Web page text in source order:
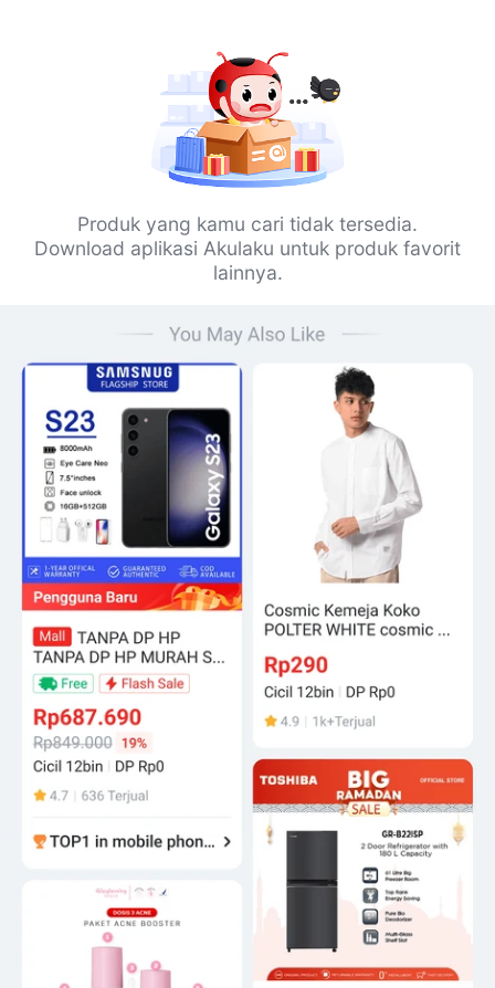
Produk yang kamu cari tidak tersedia.
Download aplikasi Akulaku untuk produk favorit
lainnya.